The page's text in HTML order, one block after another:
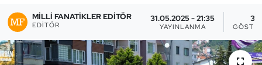
MILLI FANATIKLER EDITÖR
EDITÖR
31.05.2025 - 21:35
YAYINLANMA
3
Briç
Buz Hokeyi